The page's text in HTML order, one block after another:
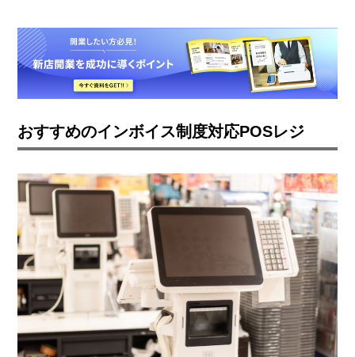
おすすめのインボイス制度対応POSレジ